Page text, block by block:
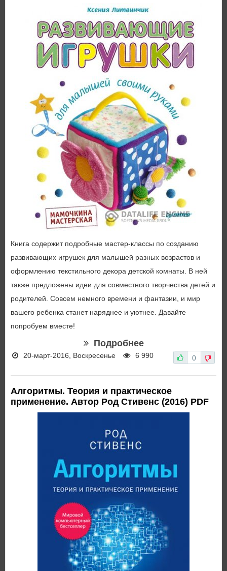
Книга содержит подробные мастер-классы по созданию
развивающих игрушек для малышей разных возрастов и
оформлению текстильного декора детской комнаты. В ней
также предложены идеи для совместного творчества детей и
родителей. Совсем немного времени и фантазии, и мир
вашего ребенка станет наряднее и уютнее. Давайте
попробуем вместе!
Подробнее
20-март-2016, Воскресенье 6 990 0
Алгоритмы. Теория и практическое
применение. Автор Род Стивенс (2016) PDF